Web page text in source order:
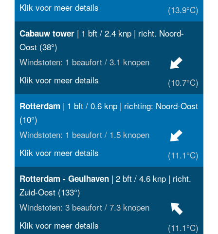
(13.9°C)
Klik voor meer details
Cabauw tower | 1 bft / 2.4 knp | richt. Noord-
Oost (38°)
Windstoten: 1 beaufort / 3.1 knopen
(10.7°C)
Klik voor meer details
Rotterdam | 1 bft / 0.6 knp | richting: Noord-Oost
(10°)
Windstoten: 1 beaufort / 1.5 knopen
(11.1°C)
Klik voor meer details
Rotterdam - Geulhaven | 2 bft / 4.6 knp | richt.
Zuid-Oost (133°)
Windstoten: 3 beaufort / 7.3 knopen
(11.1°C)
Klik voor meer details